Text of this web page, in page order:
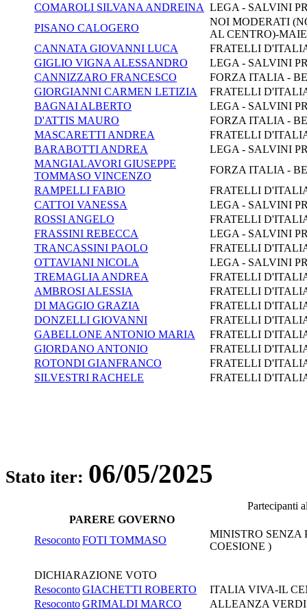
COMAROLI SILVANA ANDREINA LEGA - SALVINI
PISANO CALOGERO
NOI MODERATI
AL CENTRO)-
CANNATA GIOVANNI LUCA
FRATELLI
GIGLIO VIGNA ALESSANDRO
LEGA - SALVINI
CANNIZZARO FRANCESCO
FORZA ITALIA -
GIORGIANNI CARMEN LETIZIA
FRATELLI
BAGNAI ALBERTO
LEGA - SALVINI
D'ATTIS MAURO
FORZA ITALIA -
MASCARETTI ANDREA
FRATELLI
BARABOTTI ANDREA
LEGA - SALVINI
MANGIALAVORI GIUSEPPE
TOMMASO VINCENZO
FORZA ITALIA -
RAMPELLI FABIO
FRATELLI
CATTOI VANESSA
LEGA - SALVINI
ROSSI ANGELO
FRATELLI
FRASSINI REBECCA
LEGA - SALVINI
TRANCASSINI PAOLO
FRATELLI
OTTAVIANI NICOLA
LEGA - SALVINI
TREMAGLIA ANDREA
FRATELLI
AMBROSI ALESSIA
FRATELLI
DI MAGGIO GRAZIA
FRATELLI
DONZELLI GIOVANNI
FRATELLI
GABELLONE ANTONIO MARIA
FRATELLI
GIORDANO ANTONIO
FRATELLI
ROTONDI GIANFRANCO
FRATELLI
SILVESTRI RACHELE
FRATELLI
Stato iter: 06/05/2025
Partecipanti
PARERE GOVERNO
ResocontoFOTI TOMMASO
MINISTRO SENZA
COESIONE )
DICHIARAZIONE VOTO
ResocontoGIACHETTI ROBERTO
ITALIA VIVA-IL
ResocontoGRIMALDI MARCO
ALLEANZA